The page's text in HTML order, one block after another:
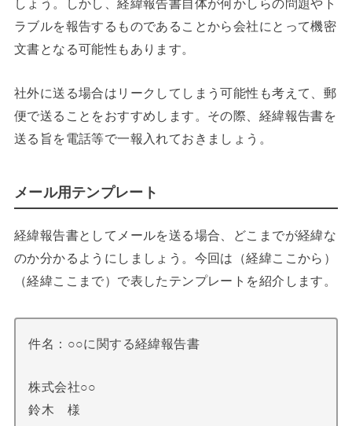
しょう。しかし、経緯報告書自体が何かしらの問題やト
ラブルを報告するものであることから会社にとって機密
文書となる可能性もあります。
社外に送る場合はリークしてしまう可能性も考えて、郵
便で送ることをおすすめします。その際、経緯報告書を
送る旨を電話等で一報入れておきましょう。
メール用テンプレート
経緯報告書としてメールを送る場合、どこまでが経緯な
のか分かるようにしましょう。今回は（経緯ここから）
（経緯ここまで）で表したテンプレートを紹介します。
件名：○○に関する経緯報告書
株式会社○○
鈴木 様